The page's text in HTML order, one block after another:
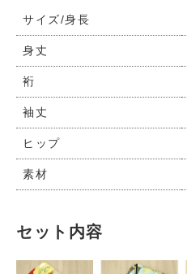
サイズ/身長
身丈
裄
袖丈
ヒップ
素材
セット内容